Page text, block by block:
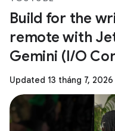
Build for the
remote with
Gemini (I/O
Updated 13 tháng 7, 2026